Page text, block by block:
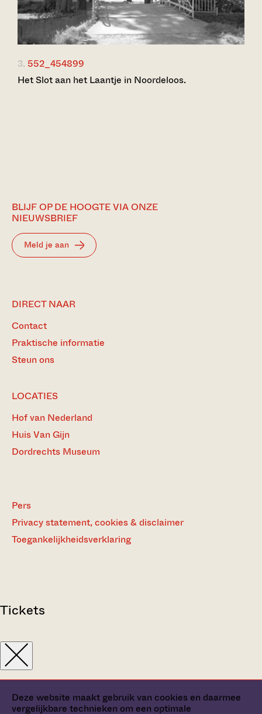
Deze website maakt gebruik van cookies en daarmee
vergelijkbare technieken om een optimale
3. 552_454899
Het Slot aan het Laantje in Noordeloos.
BLIJF OP DE HOOGTE VIA ONZE
NIEUWSBRIEF
Meld je aan
DIRECT NAAR
Contact
Praktische informatie
Steun ons
LOCATIES
Hof van Nederland
Huis Van Gijn
Dordrechts Museum
Pers
Privacy statement, cookies & disclaimer
Toegankelijkheidsverklaring
Tickets